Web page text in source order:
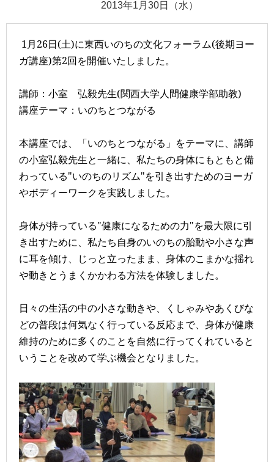
2013年1月30日（水）
1月26日(土)に東西いのちの文化フォーラム(後期ヨー
ガ講座)第2回を開催いたしました。
講師：小室 弘毅先生(関西大学人間健康学部助教)
講座テーマ：いのちとつながる
本講座では、「いのちとつながる」をテーマに、講師
の小室弘毅先生と一緒に、私たちの身体にもともと備
わっている"いのちのリズム"を引き出すためのヨーガ
やボディーワークを実践しました。
身体が持っている"健康になるための力"を最大限に引
き出すために、私たち自身のいのちの胎動や小さな声
に耳を傾け、じっと立ったまま、身体のこまかな揺れ
や動きとうまくかかわる方法を体験しました。
日々の生活の中の小さな動きや、くしゃみやあくびな
どの普段は何気なく行っている反応まで、身体が健康
維持のために多くのことを自然に行ってくれていると
いうことを改めて学ぶ機会となりました。